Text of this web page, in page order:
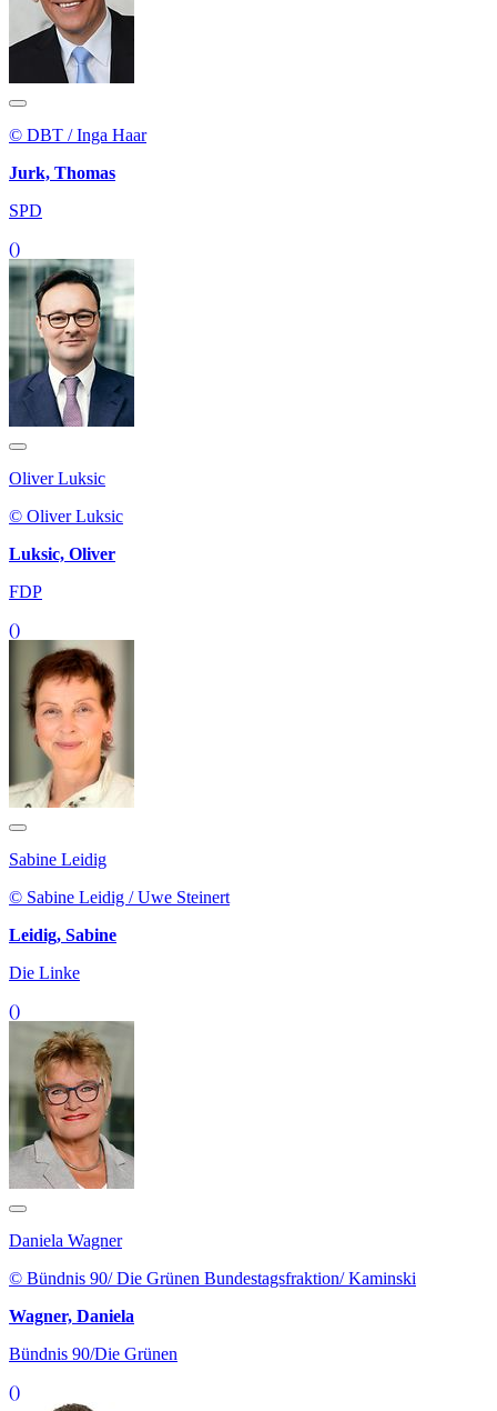
© DBT / Inga Haar
Jurk, Thomas
SPD
()
Oliver Luksic
© Oliver Luksic
Luksic, Oliver
FDP
()
Sabine Leidig
© Sabine Leidig / Uwe Steinert
Leidig, Sabine
Die Linke
()
Daniela Wagner
© Bündnis 90/ Die Grünen Bundestagsfraktion/ Kaminski
Wagner, Daniela
Bündnis 90/Die Grünen
()